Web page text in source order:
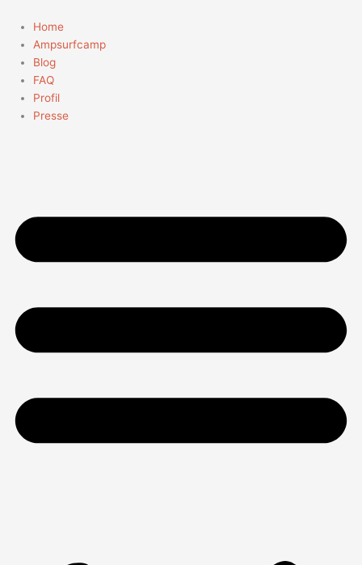
Inhalt
springen
Home
Ampsurfcamp
Blog
FAQ
Profil
Presse
nach: